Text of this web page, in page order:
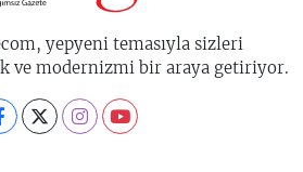
yepyeni temasıyla sizleri
ve modernizmi bir araya getiriyor.